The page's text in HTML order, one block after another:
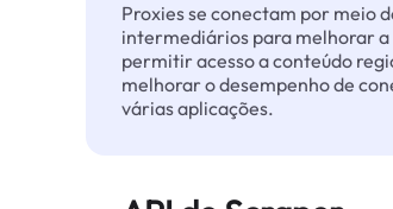
Proxies se conectam por meio
intermediários para melhorar
permitir acesso a conteúdo
melhorar o desempenho de
várias aplicações.